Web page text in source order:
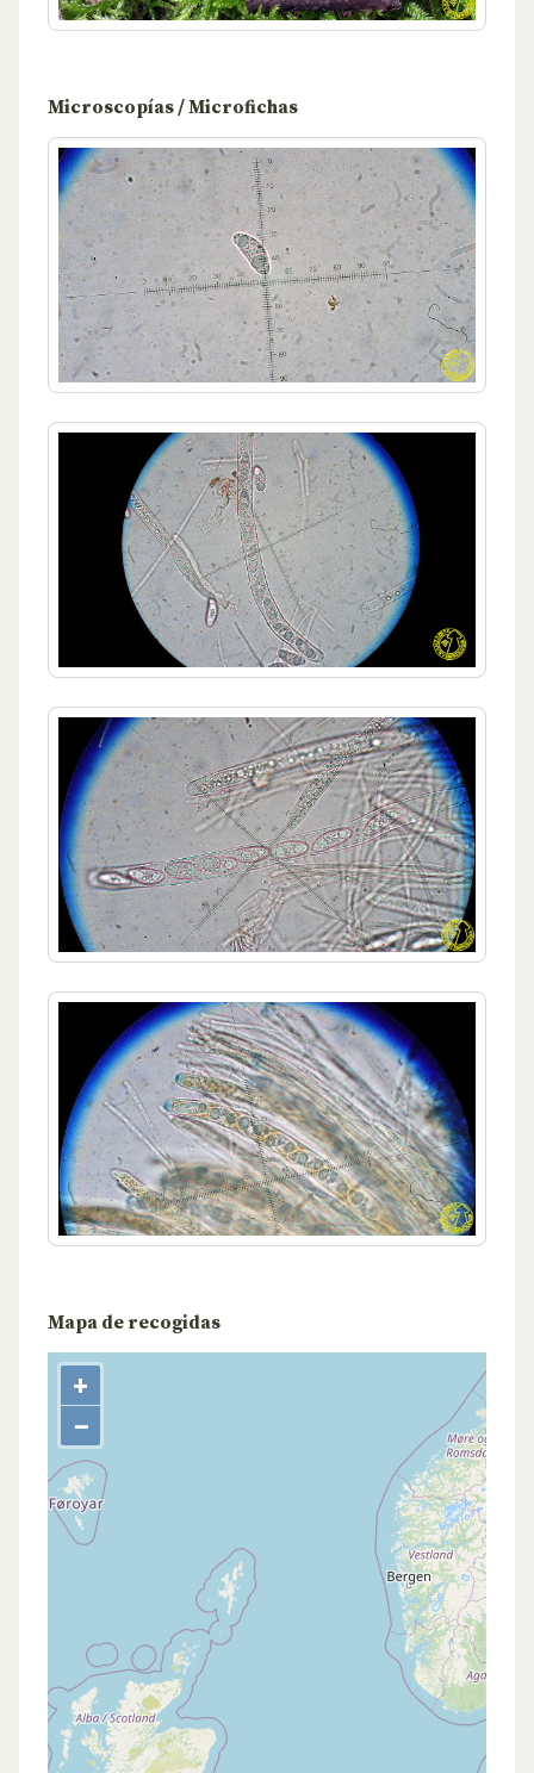
Microscopías / Microfichas
Mapa de recogidas
+
−